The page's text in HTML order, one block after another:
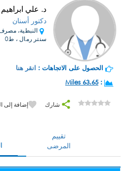
د. علي ابراهيم
دكتور أسنان
النبطية، مصرف
سنتر رمال ، ط0
الحصول على الاتجاهات : انقر هنا
:
63.65 Miles
شارك إضافة إلى
تقييم
المرضى